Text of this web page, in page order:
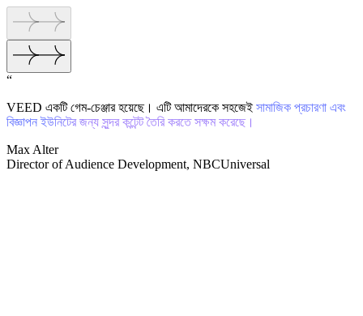
“
VEED একটি গেম-চেঞ্জার হয়েছে। এটি আমাদেরকে সহজেই সামাজিক প্রচারণা এবং
বিজ্ঞাপন ইউনিটের জন্য সুন্দর কন্টেন্ট তৈরি করতে সক্ষম করেছে।
Max Alter
Director of Audience Development, NBCUniversal